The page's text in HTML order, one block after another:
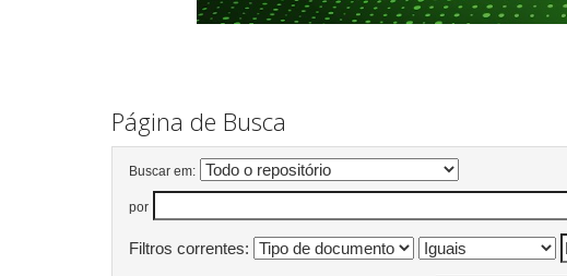
Página de Busca
Buscar em:
por
Filtros correntes: